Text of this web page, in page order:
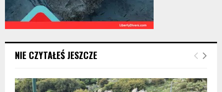
NIE CZYTAŁEŚ JESZCZE